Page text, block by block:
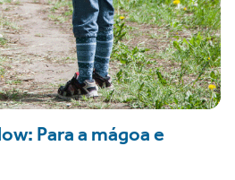
Para a mágoa e